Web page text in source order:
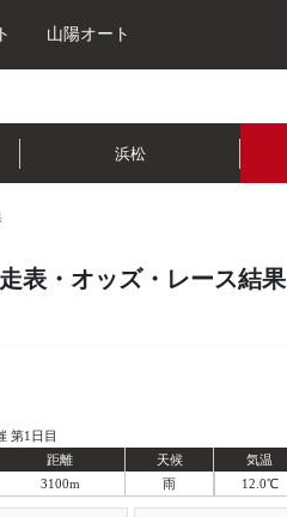
山陽オート
浜松
表・オッズ・レース結果
第1日目
距離
天候
3100m 雨
気温
12.0℃